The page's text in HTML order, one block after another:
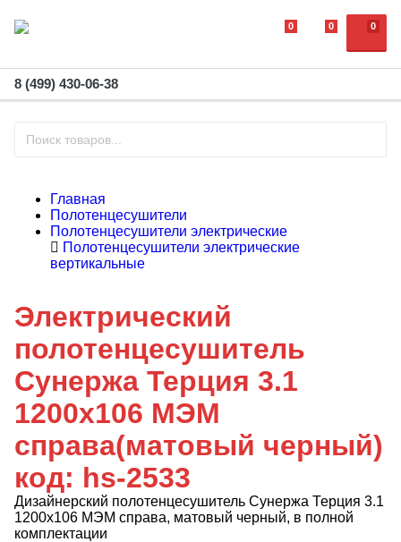
0
0 0
8 (499) 430-06-38
Главная
Полотенцесушители
Полотенцесушители электрические
Полотенцесушители электрические
вертикальные
Электрический
полотенцесушитель
Сунержа Терция 3.1
1200х106 МЭМ
справа(матовый черный)
код: hs-2533
Дизайнерский полотенцесушитель Сунержа Терция 3.1
1200х106 МЭМ справа, матовый черный, в полной
комплектации